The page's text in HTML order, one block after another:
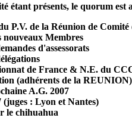
étant présents, le quorum
P.V. de la Réunion de Comité
nouveaux Membres
d'assessorats
de France & N.E. du
(adhérents de la REUNION)
A.G. 2007
(juges : Lyon et Nantes)
le chihuahua